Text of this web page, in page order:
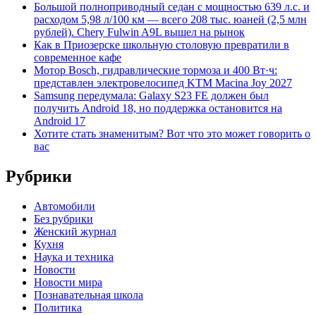
Большой полноприводный седан с мощностью 639 л.с. и
расходом 5,98 л/100 км — всего 208 тыс. юаней (2,5 млн
рублей). Chery Fulwin A9L вышел на рынок
Как в Приозерске школьную столовую превратили в
современное кафе
Мотор Bosch, гидравлические тормоза и 400 Вт·ч:
представлен электровелосипед KTM Macina Joy 2027
Samsung передумала: Galaxy S23 FE должен был
получить Android 18, но поддержка остановится на
Android 17
Хотите стать знаменитым? Вот что это может говорить о
вас
Рубрики
Автомобили
Без рубрики
Женский журнал
Кухня
Наука и техника
Новости
Новости мира
Познавательная школа
Политика